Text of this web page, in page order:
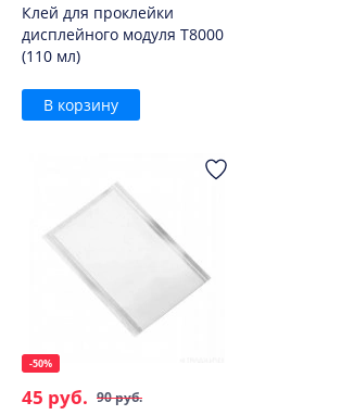
Клей для проклейки
дисплейного модуля T8000
(110 мл)
В корзину
-50%
90 руб.
45 руб.